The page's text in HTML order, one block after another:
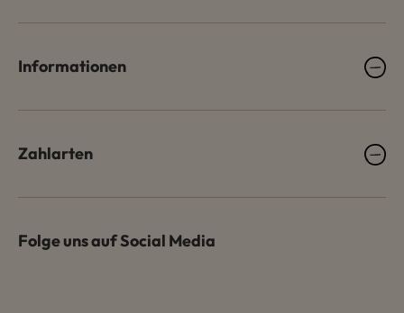
Informationen
Zahlarten
Folge uns auf Social Media